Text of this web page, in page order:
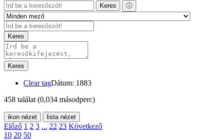
Keres ⓘ
Keres
Keres
Clear tagDátum: 1883
458 találat (0,034 másodperc)
ikon nézet lista nézet
Előző 1 2 3 ... 22 23 Következő
10 20 50